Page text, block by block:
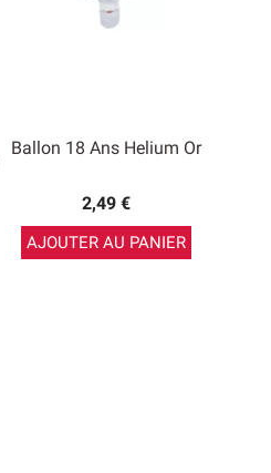
Ballon 18 Ans Helium Or
2,49 €
AJOUTER AU PANIER